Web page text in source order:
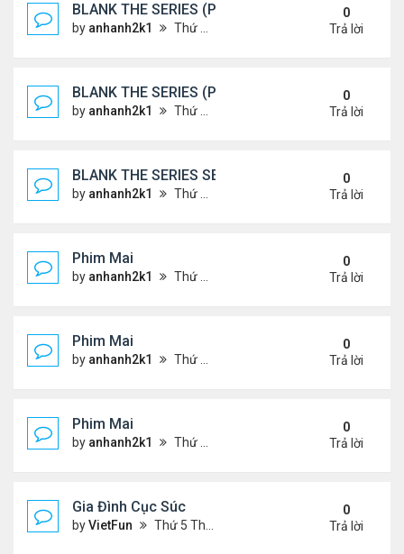
BLANK THE SERIES (PHẦN 2)
by anhanh2k1 Thứ 6 Tháng 5 24, 2024 1:54 am
0
Trả lời
BLANK THE SERIES (PHẦN 2)
by anhanh2k1 Thứ 6 Tháng 5 24, 2024 1:53 am
0
Trả lời
BLANK THE SERIES SEASON 2 (2024)
by anhanh2k1 Thứ 5 Tháng 5 23, 2024 1:03 am
0
Trả lời
Phim Mai
by anhanh2k1 Thứ 3 Tháng 5 21, 2024 1:06 am
0
Trả lời
Phim Mai
by anhanh2k1 Thứ 2 Tháng 5 20, 2024 2:03 am
0
Trả lời
Phim Mai
by anhanh2k1 Thứ 6 Tháng 5 17, 2024 9:42 pm
0
Trả lời
Gia Đình Cục Súc
byVietFun Thứ 5 Tháng 1 19, 2023 4:42 pm
0
Trả lời